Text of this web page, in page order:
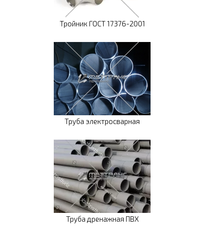
Тройник ГОСТ 17376-2001
Труба электросварная
Труба дренажная ПВХ